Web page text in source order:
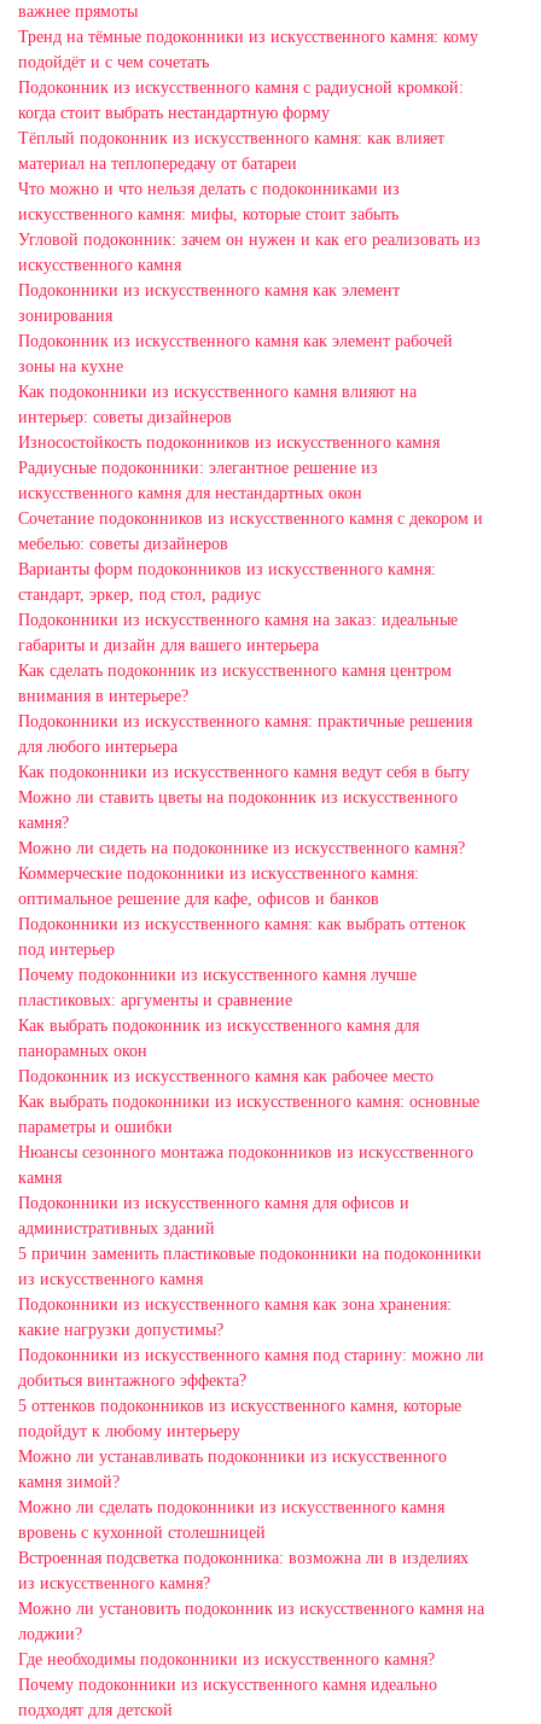
важнее прямоты
Тренд на тёмные подоконники из искусственного камня: кому
подойдёт и с чем сочетать
Подоконник из искусственного камня с радиусной кромкой:
когда стоит выбрать нестандартную форму
Тёплый подоконник из искусственного камня: как влияет
материал на теплопередачу от батареи
Что можно и что нельзя делать с подоконниками из
искусственного камня: мифы, которые стоит забыть
Угловой подоконник: зачем он нужен и как его реализовать из
искусственного камня
Подоконники из искусственного камня как элемент
зонирования
Подоконник из искусственного камня как элемент рабочей
зоны на кухне
Как подоконники из искусственного камня влияют на
интерьер: советы дизайнеров
Износостойкость подоконников из искусственного камня
Радиусные подоконники: элегантное решение из
искусственного камня для нестандартных окон
Сочетание подоконников из искусственного камня с декором и
мебелью: советы дизайнеров
Варианты форм подоконников из искусственного камня:
стандарт, эркер, под стол, радиус
Подоконники из искусственного камня на заказ: идеальные
габариты и дизайн для вашего интерьера
Как сделать подоконник из искусственного камня центром
внимания в интерьере?
Подоконники из искусственного камня: практичные решения
для любого интерьера
Как подоконники из искусственного камня ведут себя в быту
Можно ли ставить цветы на подоконник из искусственного
камня?
Можно ли сидеть на подоконнике из искусственного камня?
Коммерческие подоконники из искусственного камня:
оптимальное решение для кафе, офисов и банков
Подоконники из искусственного камня: как выбрать оттенок
под интерьер
Почему подоконники из искусственного камня лучше
пластиковых: аргументы и сравнение
Как выбрать подоконник из искусственного камня для
панорамных окон
Подоконник из искусственного камня как рабочее место
Как выбрать подоконники из искусственного камня: основные
параметры и ошибки
Нюансы сезонного монтажа подоконников из искусственного
камня
Подоконники из искусственного камня для офисов и
административных зданий
5 причин заменить пластиковые подоконники на подоконники
из искусственного камня
Подоконники из искусственного камня как зона хранения:
какие нагрузки допустимы?
Подоконники из искусственного камня под старину: можно ли
добиться винтажного эффекта?
5 оттенков подоконников из искусственного камня, которые
подойдут к любому интерьеру
Можно ли устанавливать подоконники из искусственного
камня зимой?
Можно ли сделать подоконники из искусственного камня
вровень с кухонной столешницей
Встроенная подсветка подоконника: возможна ли в изделиях
из искусственного камня?
Можно ли установить подоконник из искусственного камня на
лоджии?
Где необходимы подоконники из искусственного камня?
Почему подоконники из искусственного камня идеально
подходят для детской